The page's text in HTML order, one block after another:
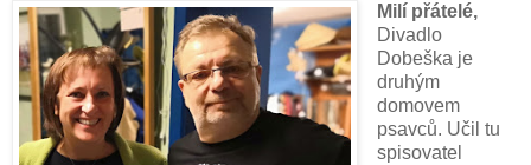
Milí přátelé,
Divadlo
Dobeška je
druhým
domovem
psavců. Učil tu
spisovatel